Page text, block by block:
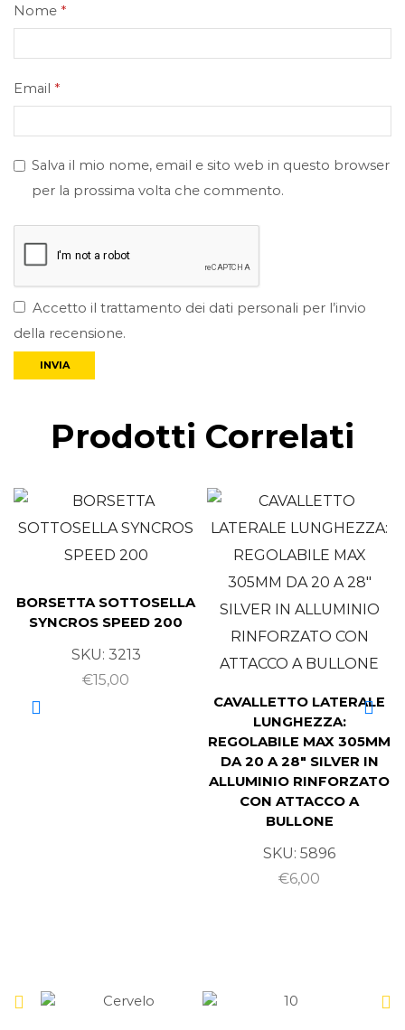
Nome *
Email *
Salva il mio nome, email e sito web in questo browser
per la prossima volta che commento.
Accetto il trattamento dei dati personali per l’invio
della recensione.
Prodotti Correlati
BORSETTA SOTTOSELLA
SYNCROS SPEED 200
SKU: 3213
€15,00
CAVALLETTO LATERALE
LUNGHEZZA:
REGOLABILE MAX 305MM
DA 20 A 28″ SILVER IN
ALLUMINIO RINFORZATO
CON ATTACCO A
BULLONE
SKU: 5896
€6,00